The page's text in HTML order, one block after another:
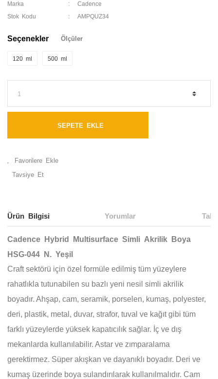
Marka Cadence
Stok Kodu AMPQUZ34
Seçenekler Ölçüler
120 ml 500 ml
SEPETE EKLE
Tavsiye Et
Ürün Bilgisi Yorumlar
Cadence Hybrid Multisurface Simli Akrilik Boya
HSG-044 N. Yeşil
Craft sektörü için özel formüle edilmiş tüm yüzeylere
rahatlıkla tutunabilen su bazlı yeni nesil simli akrilik
boyadır. Ahşap, cam, seramik, porselen, kumaş, polyester,
deri, plastik, metal, duvar, strafor, tuval ve kağıt gibi tüm
farklı yüzeylerde yüksek kapatıcılık sağlar. İç ve dış
mekanlarda kullanılabilir. Astar ve zımparalama
gerektirmez. Süper akışkan ve dayanıklı boyadır. Deri ve
kumaş üzerinde boya sulandırılarak kullanılmalıdır. Cam